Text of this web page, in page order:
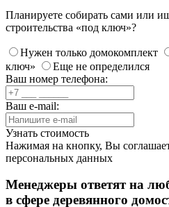
Планируете собирать сами или
строительства «под ключ»?
Нужен только домокомплект
ключ»
Еще не определился
Ваш номер телефона:
Ваш e-mail:
Узнать стоимость
Нажимая на кнопку, Вы
персональных данных
Менеджеры ответят на
в сфере деревянного